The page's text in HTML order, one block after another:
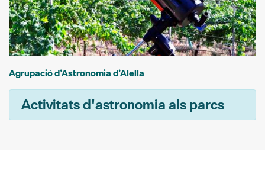
Agrupació d’Astronomia d’Alella
Activitats d'astronomia als parcs